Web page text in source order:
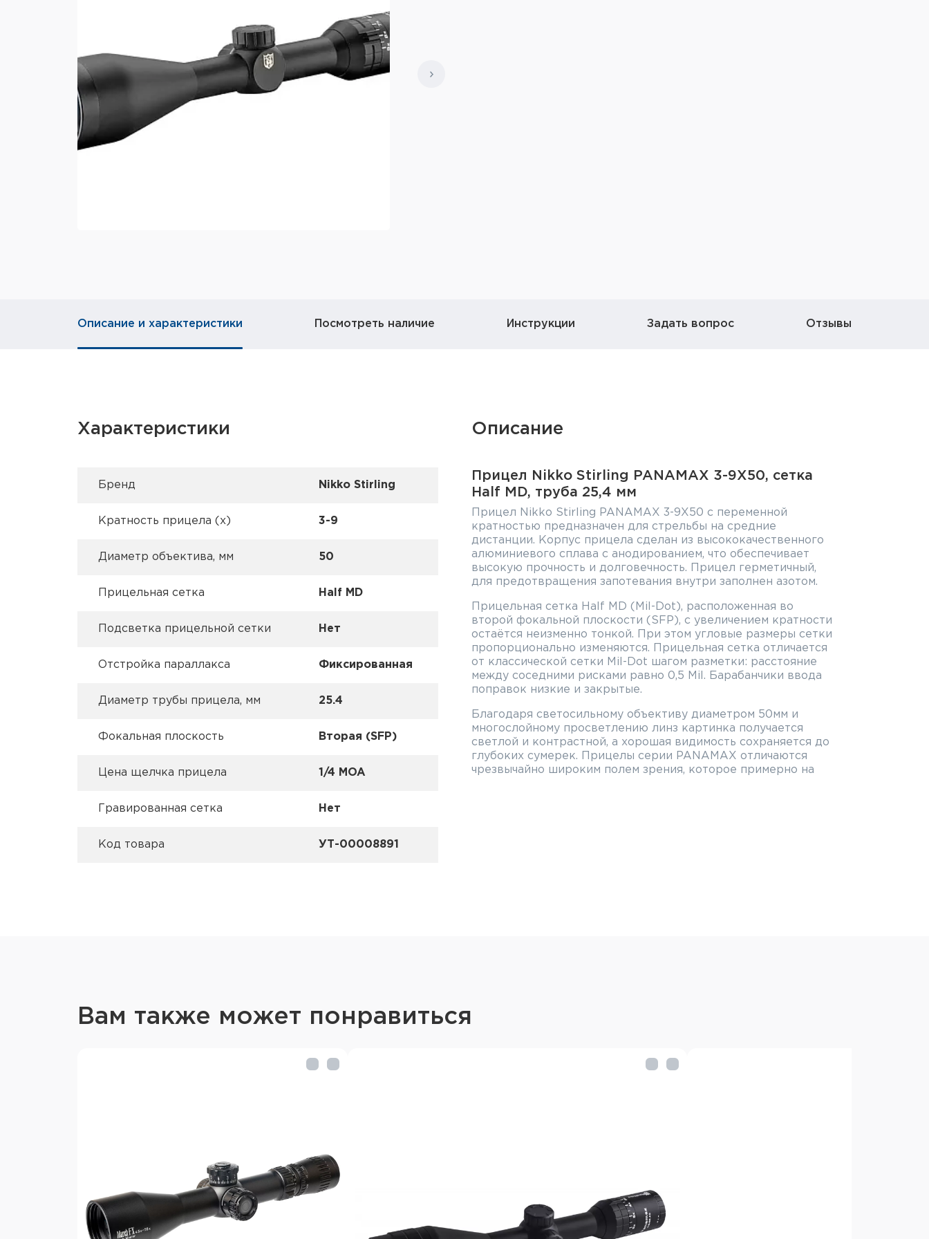
Описание и характеристики Посмотреть наличие Инструкции Задать вопрос Отзывы
Характеристики
Брeнд Nikko Stirling
Кратность прицела (х) 3-9
Диаметр объектива, мм 50
Прицельная сетка Half MD
Подсветка прицельной сетки Нет
Отстройка параллакса Фиксированная
Диаметр трубы прицела, мм 25.4
Фокальная плоскость Вторая (SFP)
Цена щелчка прицела 1/4 MOA
Гравированная сетка Нет
Код товара УТ-00008891
Описание
Прицел Nikko Stirling PANAMAX 3-9X50, сетка
Half MD, труба 25,4 мм
Прицел Nikko Stirling PANAMAX 3-9X50 с переменной
кратностью предназначен для стрельбы на средние
дистанции. Корпус прицела сделан из высококачественного
алюминиевого сплава с анодированием, что обеспечивает
высокую прочность и долговечность. Прицел герметичный,
для предотвращения запотевания внутри заполнен азотом.
Прицельная сетка Half MD (Mil-Dot), расположенная во
второй фокальной плоскости (SFP), с увеличением кратности
остаётся неизменно тонкой. При этом угловые размеры сетки
пропорционально изменяются. Прицельная сетка отличается
от классической сетки Mil-Dot шагом разметки: расстояние
между соседними рисками равно 0,5 Mil. Барабанчики ввода
поправок низкие и закрытые.
Благодаря светосильному объективу диаметром 50мм и
многослойному просветлению линз картинка получается
светлой и контрастной, а хорошая видимость сохраняется до
глубоких сумерек. Прицелы серии PANAMAX отличаются
чрезвычайно широким полем зрения, которое примерно на
Диапазон регулировок по вертикали: 60MOA
Диапазон регулировок по горизонтали: 60MOA
Вам также может понравиться